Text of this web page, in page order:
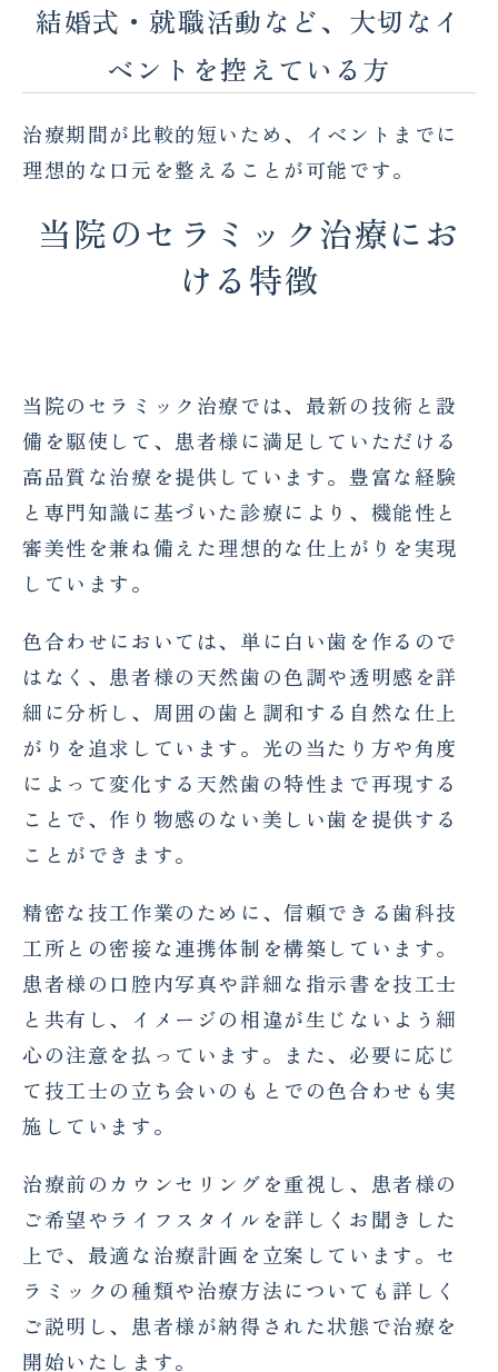
結婚式・就職活動など、大切なイ
ベントを控えている方
治療期間が比較的短いため、イベントまでに
理想的な口元を整えることが可能です。
当院のセラミック治療にお
ける特徴
当院のセラミック治療では、最新の技術と設
備を駆使して、患者様に満足していただける
高品質な治療を提供しています。豊富な経験
と専門知識に基づいた診療により、機能性と
審美性を兼ね備えた理想的な仕上がりを実現
しています。
色合わせにおいては、単に白い歯を作るので
はなく、患者様の天然歯の色調や透明感を詳
細に分析し、周囲の歯と調和する自然な仕上
がりを追求しています。光の当たり方や角度
によって変化する天然歯の特性まで再現する
ことで、作り物感のない美しい歯を提供する
ことができます。
精密な技工作業のために、信頼できる歯科技
工所との密接な連携体制を構築しています。
患者様の口腔内写真や詳細な指示書を技工士
と共有し、イメージの相違が生じないよう細
心の注意を払っています。また、必要に応じ
て技工士の立ち会いのもとでの色合わせも実
施しています。
治療前のカウンセリングを重視し、患者様の
ご希望やライフスタイルを詳しくお聞きした
上で、最適な治療計画を立案しています。セ
ラミックの種類や治療方法についても詳しく
ご説明し、患者様が納得された状態で治療を
開始いたします。